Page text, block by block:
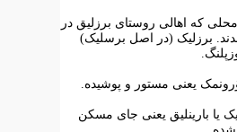
که اهالی روستای برزلیق در
برزلیک (در اصل برسلیک)
یعنی مستور و پوشیده.
یا بارینلیق یعنی جای مسکن